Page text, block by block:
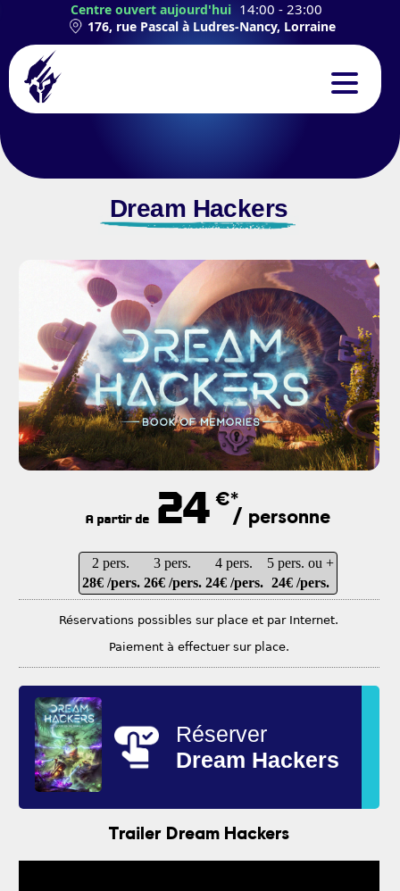
Centre ouvert aujourd'hui 14:00 - 23:00
176, rue Pascal à Ludres-Nancy, Lorraine
ANNIVERSAIRES
CONTACT
Dream Hackers
A partir de 24€*
/ personne
2 pers. 3 pers. 4 pers.
5 pers. ou +
28€ /pers. 26€ /pers. 24€ /pers. 24€ /pers.
Réservations possibles sur place et par Internet.
Paiement à effectuer sur place.
Réserver
Dream Hackers
Trailer Dream Hackers